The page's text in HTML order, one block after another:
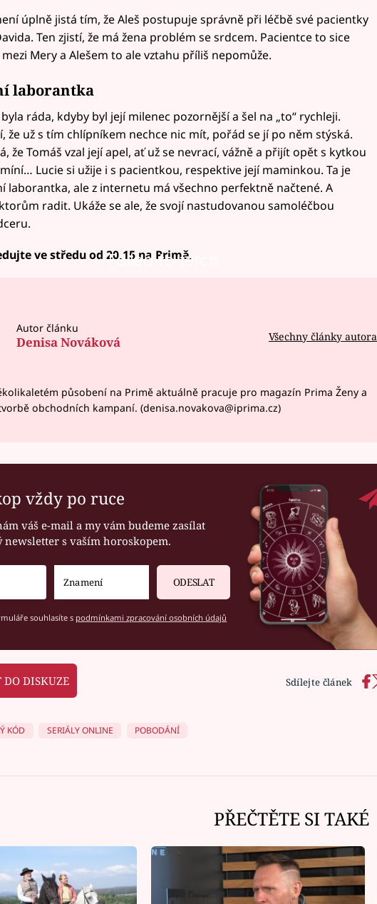
úplně jistá tím, že Aleš postupuje správně při léčbě své pacientky
Ten zjistí, že má žena problém se srdcem. Pacientce to sice
Mery a Alešem to ale vztahu příliš nepomůže.
laborantka
ráda, kdyby byl její milenec pozornější a šel na „to“ rychleji.
že už s tím chlípníkem nechce nic mít, pořád se jí po něm stýská.
že Tomáš vzal její apel, ať už se nevrací, vážně a přijít opět s kytkou
Lucie si užije i s pacientkou, respektive její maminkou. Ta je
laborantka, ale z internetu má všechno perfektně načtené. A
radit. Ukáže se ale, že svojí nastudovanou samoléčbou
Failed to fetch
ve středu od 20.15 na Primě.
Autor článku
Denisa Nováková Všechny články autora
působení na Primě aktuálně pracuje pro magazín Prima Ženy a
obchodních kampaní. (denisa.novakova@iprima.cz)
vždy po ruce
váš e-mail a my vám budeme zasílat
s vaším horoskopem.
ODESLAT
souhlasíte s podmínkami zpracování osobních údajů
DO DISKUZE Sdílejte článek
KÓD SERIÁLY ONLINE POBODÁNÍ
PŘEČTĚTE SI TAKÉ